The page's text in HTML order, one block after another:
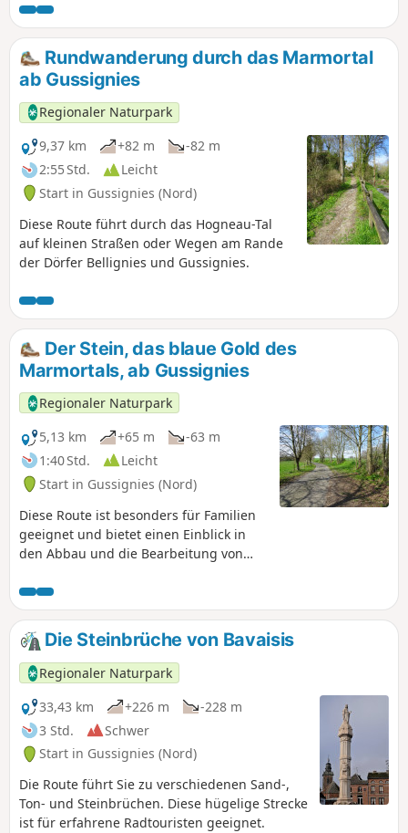
vereint die malerischsten Abschnitte durch
versteckte Gassen, gewundene Pfade,
bemerkenswerte Dorfkerne, Wege inmitten
der Bocage-Landschaft und alte
Eisenbahnstrecken.
Rundwanderung durch das Marmortal
ab Gussignies
Regionaler Naturpark
9,37 km
+82 m
-82 m
2:55 Std.
Leicht
Start in Gussignies (Nord)
Diese Route führt durch das Hogneau-Tal
auf kleinen Straßen oder Wegen am Rande
der Dörfer Bellignies und Gussignies.
Der Stein, das blaue Gold des
Marmortals, ab Gussignies
Regionaler Naturpark
5,13 km
+65 m
-63 m
1:40 Std.
Leicht
Start in Gussignies (Nord)
Diese Route ist besonders für Familien
geeignet und bietet einen Einblick in
den Abbau und die Bearbeitung von
Die Steinbrüche von Bavaisis
Regionaler Naturpark
33,43 km
+226 m
-228 m
3 Std.
Schwer
Start in Gussignies (Nord)
Die Route führt Sie zu verschiedenen Sand-,
Ton- und Steinbrüchen. Diese hügelige Strecke
ist für erfahrene Radtouristen geeignet.